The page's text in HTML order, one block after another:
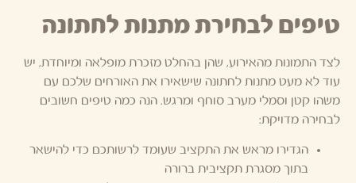
טיפים לבחירת מתנות לחתונה
לצד התמונות מהאירוע, שהן בהחלט מזכרת מופלאה ומיוחדת, יש
עוד לא מעט מתנות לחתונה שישאירו את האורחים שלכם עם
משהו קטן וסמלי מערב סוחף ומרגש. הנה כמה טיפים חשובים
לבחירה מדויקת:
הגדירו מראש את התקציב שעומד לרשותכם כדי להישאר
בתוך מסגרת תקציבית ברורה